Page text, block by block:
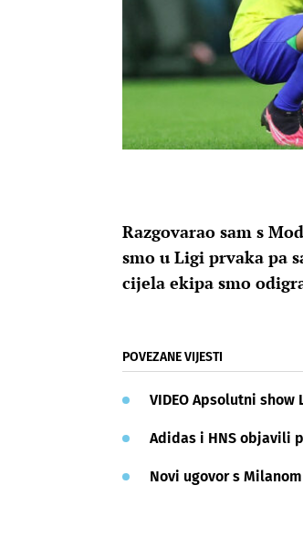
Razgovarao sam s
smo u Ligi prvaka pa
cijela ekipa smo
POVEZANE VIJESTI
VIDEO Apsolutni
Adidas i HNS objavili
Novi ugovor s